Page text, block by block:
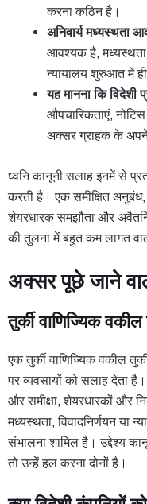
करना कठिन है।
अनिवार्य मध्यस्थता
आवश्यक है, मध्यस्थता
न्यायालय शुरुआत में
यह मानना कि विदेशी
औपचारिकताएं,
अक्सर ग्राहक के अपने
ध्वनि कानूनी सलाह इनमें से
करती है। एक समीक्षित
शेयरधारक समझौता और
की तुलना में बहुत कम लागत
अक्सर पूछे जाने
तुर्की वाणिज्यिक
एक तुर्की वाणिज्यिक वकील
पर व्यवसायों को सलाह देता
और समीक्षा, शेयरधारकों और
मध्यस्थता, विवादनिर्णयन या
संभालना शामिल है। उद्देश्य
तो उन्हें हल करना दोनों है।